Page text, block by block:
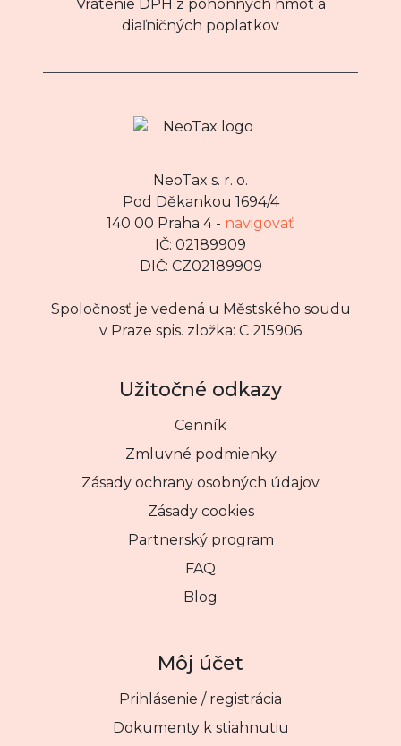
Vrátenie DPH z pohonných hmôt a
diaľničných poplatkov
NeoTax s. r. o.
Pod Děkankou 1694/4
140 00 Praha 4 - navigovať
IČ: 02189909
DIČ: CZ02189909
Spoločnosť je vedená u Městského soudu
v Praze spis. zložka: C 215906
Užitočné odkazy
Cenník
Zmluvné podmienky
Zásady ochrany osobných údajov
Zásady cookies
Partnerský program
FAQ
Blog
Môj účet
Prihlásenie / registrácia
Dokumenty k stiahnutiu